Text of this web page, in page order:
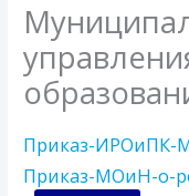
Приказ-ИРОиПК-
Приказ-МОиН-о-